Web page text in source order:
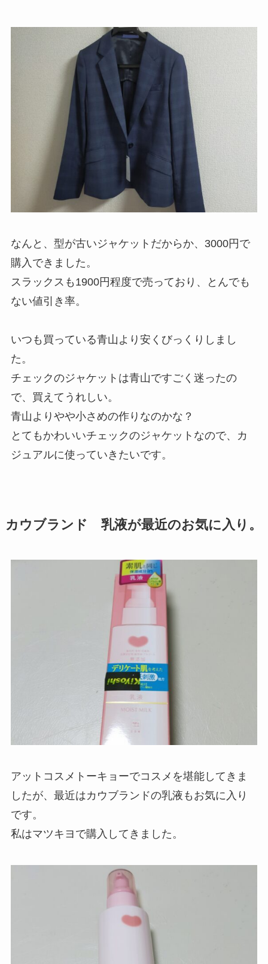
なんと、型が古いジャケットだからか、3000円で
購入できました。
スラックスも1900円程度で売っており、とんでも
ない値引き率。
いつも買っている青山より安くびっくりしまし
た。
チェックのジャケットは青山ですごく迷ったの
で、買えてうれしい。
青山よりやや小さめの作りなのかな？
とてもかわいいチェックのジャケットなので、カ
ジュアルに使っていきたいです。
カウブランド 乳液が最近のお気に入り。
アットコスメトーキョーでコスメを堪能してきま
したが、最近はカウブランドの乳液もお気に入り
です。
私はマツキヨで購入してきました。